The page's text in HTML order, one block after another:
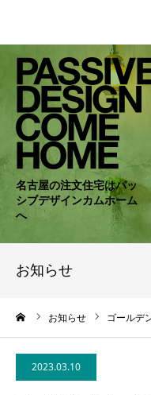
名古屋の注文住宅はパッ
シブデザインカムホーム
へ
お知らせ
お知らせ ゴールデ
2023.03.10
HOME
WORKS
COMPANY
CONCEPT
NEWS
BLOG